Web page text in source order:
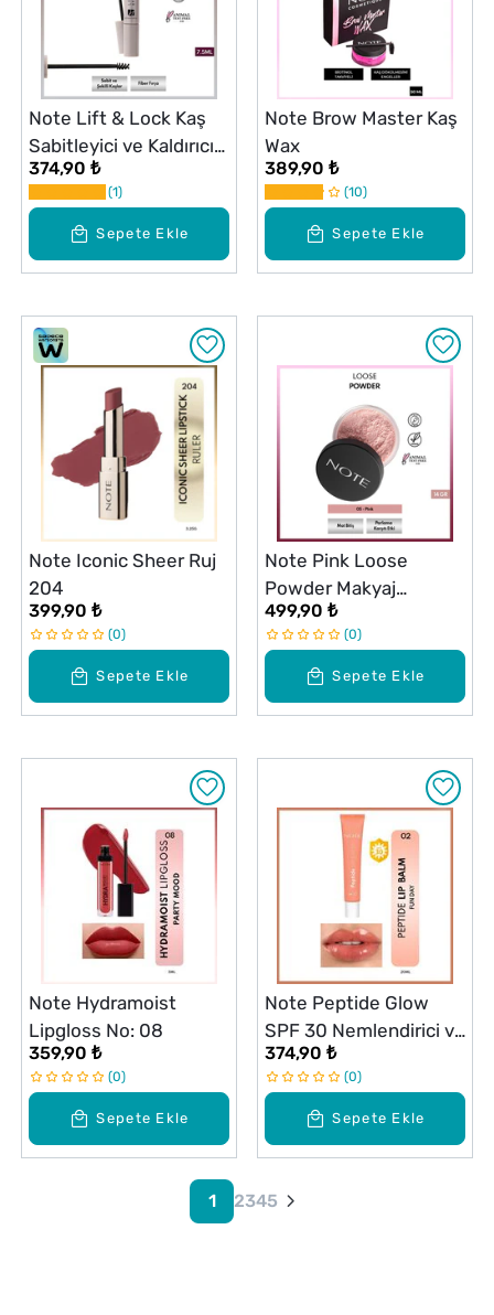
Sepete Ekle
Note Lift & Lock Kaş
Sabitleyici ve Kaldırıcı
Jel
374,90 ₺
1
Sepete Ekle
Note Brow Master Kaş
Wax
389,90 ₺
10
Sepete Ekle
Note Iconic Sheer Ruj
204
399,90 ₺
0
Sepete Ekle
Note Pink Loose
Powder Makyaj
Sabitleyici Matlaştırıcı
Toz Pudra 05 Pembe
499,90 ₺
0
Sepete Ekle
Note Hydramoist
Lipgloss No: 08
359,90 ₺
0
Sepete Ekle
Note Peptide Glow
SPF 30 Nemlendirici ve
Parlatıcı Renkli Dudak
Balmı Fun Day 02
374,90 ₺
0
1 2345